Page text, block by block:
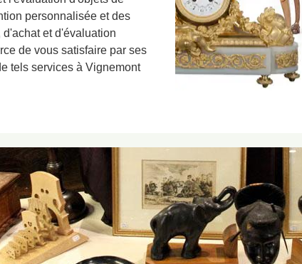
personnalisée et des
et d'évaluation
de vous satisfaire par ses
tels services à Vignemont